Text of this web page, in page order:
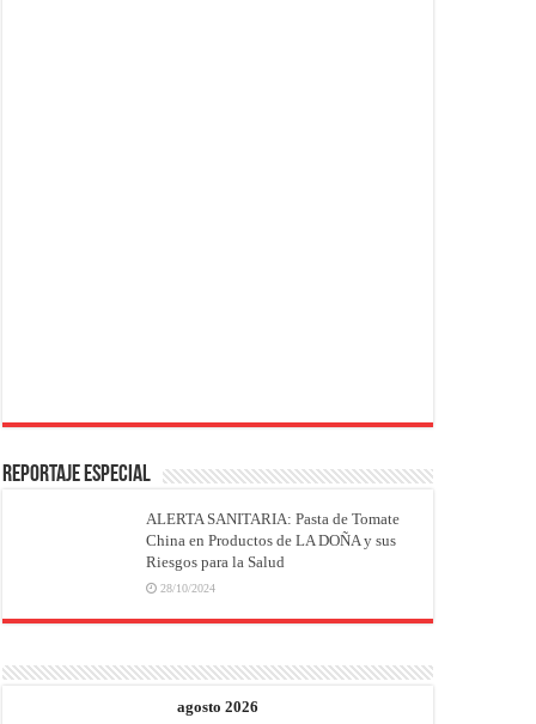
REPORTAJE ESPECIAL
ALERTA SANITARIA: Pasta de Tomate
China en Productos de LA DOÑA y sus
Riesgos para la Salud
28/10/2024
agosto 2026